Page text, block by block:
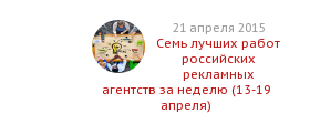
21 апреля 2015
Семь лучших работ
российских
рекламных
агентств за неделю (13-19
апреля)